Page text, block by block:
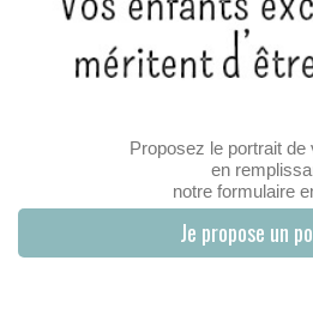
Proposez le portrait de
en
notre formulaire
Je propose un